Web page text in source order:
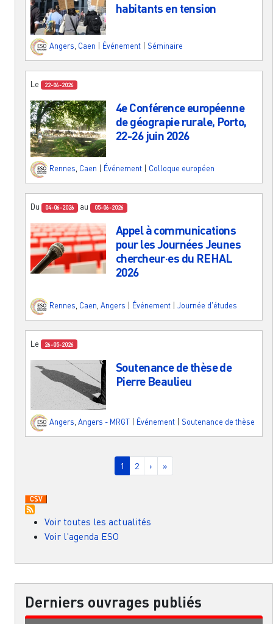
habitants en tension
Angers Caen Événement Séminaire
Le 22-06-2026
4e Conférence européenne
de géograpie rurale, Porto,
22-26 juin 2026
Rennes, Caen Événement Colloque européen
Du 04-06-2026 au 05-06-2026
Appel à communications
pour les Journées Jeunes
chercheur·es du REHAL
2026
Rennes Caen Angers Événement Journée d'études
Le 26-05-2026
Soutenance de thèse de
Pierre Beaulieu
Angers Angers - MRGT Événement Soutenance de thèse
Page courante
1 Page
2 Page suivante
› Dernière page
»
Voir toutes les actualités
Voir l'agenda ESO
Derniers ouvrages publiés